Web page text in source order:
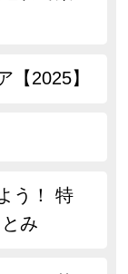
【2025】
う！ 特
み